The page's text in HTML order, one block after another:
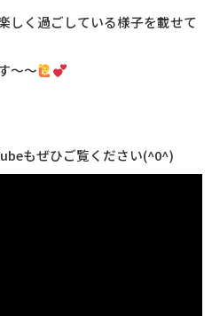
しく過ごしている様子を載せて
～～
もぜひご覧ください(^0^)